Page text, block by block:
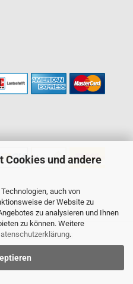
Cookies und andere
auch von
der Website zu
zu analysieren und Ihnen
zu können. Weitere
.
Gambio.de © 2026